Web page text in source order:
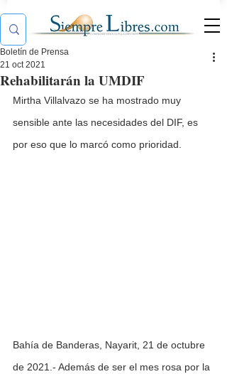
Rehabilitarán la UMDIF
Boletín de Prensa
21 oct 2021
Mirtha Villalvazo se ha mostrado muy
sensible ante las necesidades del DIF, es
por eso que lo marcó como prioridad.
Bahía de Banderas, Nayarit, 21 de octubre
de 2021.- Además de ser el mes rosa por la